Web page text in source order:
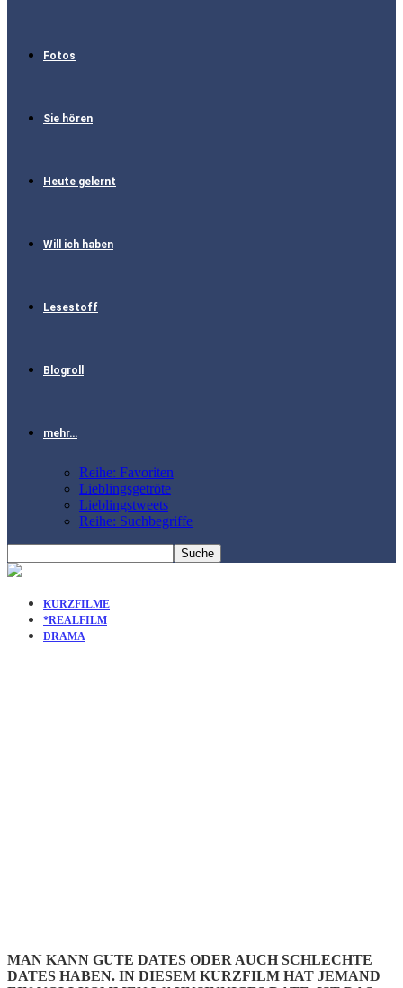
Fotos
Sie hören
Heute gelernt
Will ich haben
Lesestoff
Blogroll
mehr…
Reihe: Favoriten
Lieblingsgetröte
Lieblingstweets
Reihe: Suchbegriffe
KURZFILME
*REALFILM
DRAMA
MAN KANN GUTE DATES ODER AUCH SCHLECHTE
DATES HABEN. IN DIESEM KURZFILM HAT JEMAND